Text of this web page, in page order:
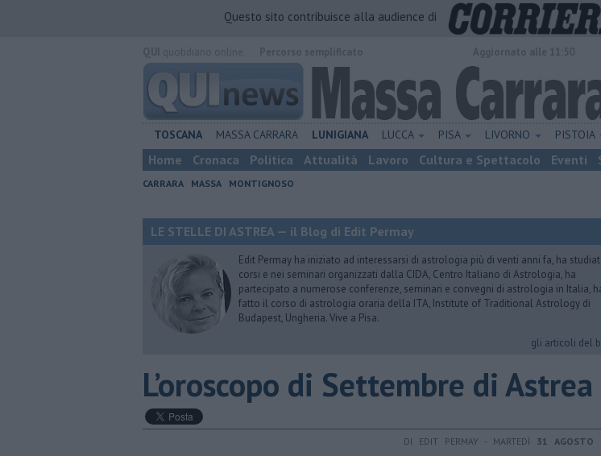
Questo sito contribuisce alla audience di
TOSCANA MASSA CARRARA LUNIGIANA LUCCA PISA LIVORNO PISTOIA
Home Cronaca Politica Attualità Lavoro Cultura e Spettacolo Eventi
CARRARA MASSA MONTIGNOSO
LE STELLE DI ASTREA — il Blog di Edit Permay
Edit Permay ha iniziato ad interessarsi di astrologia più di venti anni fa, ha
corsi e nei seminari organizzati dalla CIDA, Centro Italiano di Astrologia, ha
partecipato a numerose conferenze, seminari e convegni di astrologia in Italia,
fatto il corso di astrologia oraria della ITA, Institute of Traditional Astrology di
Budapest, Ungheria. Vive a Pisa.
gli articoli del
​L’oroscopo di Settembre di Astrea
DI EDIT PERMAY - MARTEDÌ 31 AGOSTO